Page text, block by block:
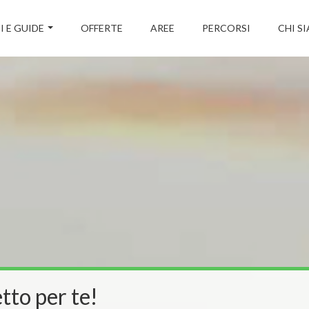
E GUIDE OFFERTE AREE PERCORSI CHI
per te!